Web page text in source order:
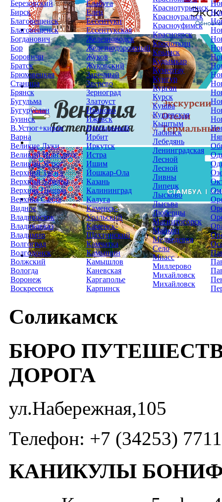
Березовский
Бирск
Благовещенск
Благовещенск
Богданович
Бор
Боровичи
Братск
Брюховецкая
Станица
Брянск
Бугульма
Бугуруслан
Буинск
В.Устюг+киров
Варна
Великие Луки
Великий Новгород
Великий Устюг
Верхний Тагил
Верхний Уфалей
Верхняя Пышма
Верхняя Салда
Видное
Владивосток
Владикавказ
Владимир
Волгоград
Волгодонск
Волжский
Вологда
Воронеж
Воскресенск
Елабуга
Елец
Ессентуки
Ессентукская
Железноводск
Железнодорожный
Жуков
Жуковский
Заречный
Зверево
Зерноград
Златоуст
Иваново
Ижевск
Изобильный
Ирбит
Иркутск
Истра
Ишим
Йошкар-Ола
Казань
Калининград
Калуга
Каменск-
Уральский
Каменск-
Шахтинский
Камчатка
Камышин
Камышлов
Каневская
Каргаполье
Карпинск
Краснотурьинск
Красноуральск
Красноуфимск
Красноярск
Кропоткин
Крымск
Кудымкар
Кумертау
Кунгур
Курган
Курск
Кушва
Кущевская
Кыштым
Лабинск
Лебедянь
Ленинградская
Лесной
Лесной
Ливны
Липецк
Лысково
Лысьва
Люберцы
Магнитогорск
Майкоп
Медведевка
Село
Миасс
Миллерово
Михайловск
Михайловск
Соликамск
БЮРО
ДОРОГА
ул.Набережная,105
Телефон: +7 (34253)
КАНИКУЛЫ